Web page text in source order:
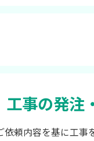
工事の発注
依頼内容を基に工事